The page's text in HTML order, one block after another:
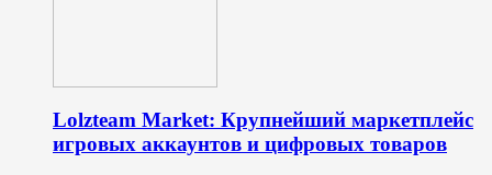
Lolzteam Market: Крупнейший маркетплейс
игровых аккаунтов и цифровых товаров